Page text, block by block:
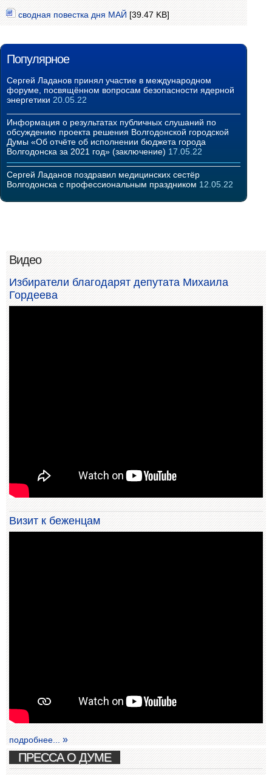
сводная повестка дня МАЙ [39.47 KB]
Популярное
Сергей Ладанов принял участие в международном
форуме, посвящённом вопросам безопасности ядерной
энергетики 20.05.22
Информация о результатах публичных слушаний по
обсуждению проекта решения Волгодонской городской
Думы «Об отчёте об исполнении бюджета города
Волгодонска за 2021 год» (заключение) 17.05.22
Сергей Ладанов поздравил медицинских сестёр
Волгодонска с профессиональным праздником 12.05.22
Видео
Избиратели благодарят депутата Михаила
Гордеева
Визит к беженцам
подробнее...
ПРЕССА О ДУМЕ